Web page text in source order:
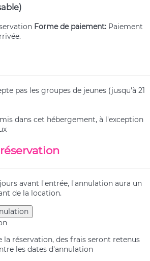
Forme de paiement: Paiement
pas les groupes de jeunes (jusqu'à 21
dans cet hébergement, à l'exception
avant l'entrée, l'annulation aura un
de la location.
la réservation, des frais seront retenus
les dates d'annulation